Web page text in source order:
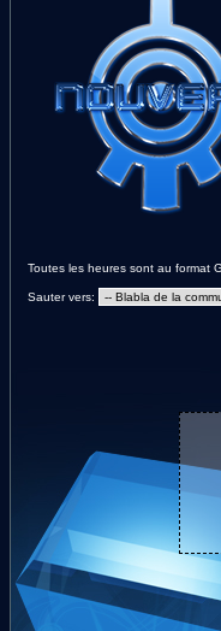
Toutes les heures sont au format
Sauter vers: